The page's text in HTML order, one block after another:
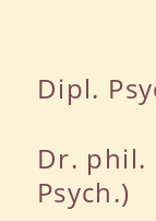
Dipl.
Dr. phil.
Psych.)